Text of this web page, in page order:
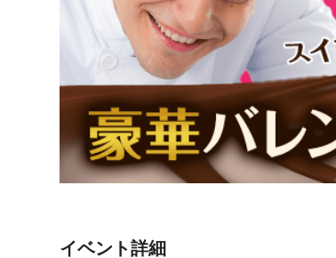
イベント詳細